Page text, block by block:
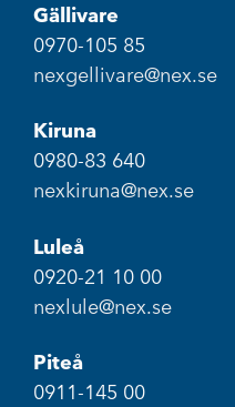
Gällivare
0970-105 85
nexgellivare@nex.se
Kiruna
0980-83 640
nexkiruna@nex.se
Luleå
0920-21 10 00
nexlule@nex.se
Piteå
0911-145 00